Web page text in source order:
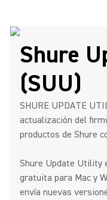
Shure
(SUU)
SHURE UPDATE
actualización del
productos de Shure
Shure Update Utility
gratuita para Mac y
envía nuevas